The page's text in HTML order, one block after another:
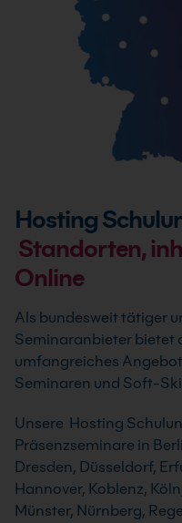
Hosting
Standorten,
Online
Als bundesweit tätiger
Seminaranbieter bietet
umfangreiches
Seminaren und Soft-
Unsere Hosting
Präsenzseminare in
Dresden, Düsseldorf,
Hannover, Koblenz,
Münster, Nürnberg,